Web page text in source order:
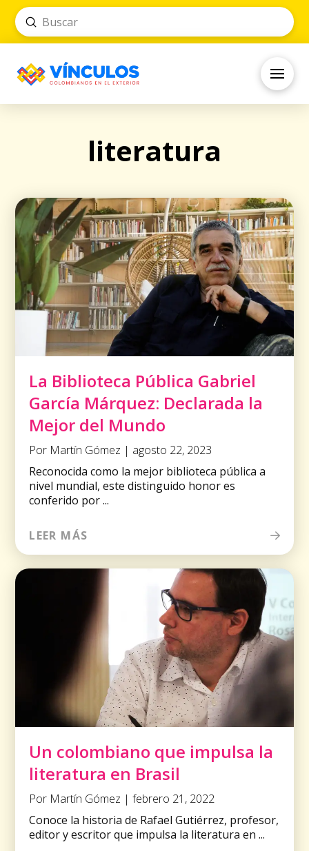
Search
Submit
literatura
La Biblioteca Pública Gabriel
García Márquez: Declarada la
Mejor del Mundo
Por Martín Gómez | agosto 22, 2023
Reconocida como la mejor biblioteca pública a
nivel mundial, este distinguido honor es
conferido por ...
LEER MÁS
Un colombiano que impulsa la
literatura en Brasil
Por Martín Gómez | febrero 21, 2022
Conoce la historia de Rafael Gutiérrez, profesor,
editor y escritor que impulsa la literatura en ...